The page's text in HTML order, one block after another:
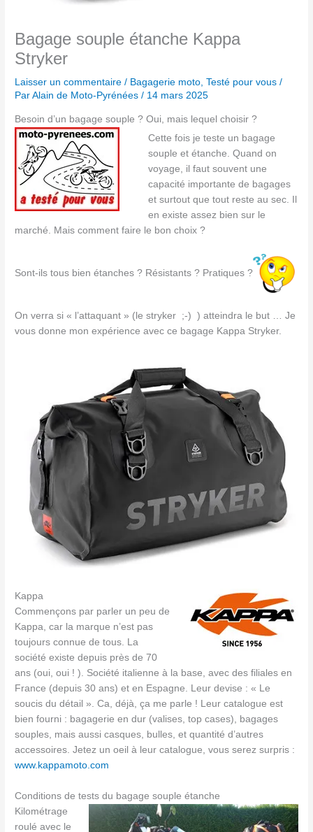
Bagage souple étanche Kappa
Stryker
Laisser un commentaire / Bagagerie moto,Testé pour vous /
ParAlain de Moto-Pyrénées/ 14 mars 2025
Besoin d’un bagage souple ? Oui, mais lequel choisir ?
Cette fois je teste un bagage
souple et étanche. Quand on
voyage, il faut souvent une
capacité importante de bagages
et surtout que tout reste au sec. Il
en existe assez bien sur le
marché. Mais comment faire le bon choix ?
Sont-ils tous bien étanches ? Résistants ? Pratiques ?
On verra si « l’attaquant » (le stryker ;-) ) atteindra le but … Je
vous donne mon expérience avec ce bagage Kappa Stryker.
Kappa
Commençons par parler un peu de
Kappa, car la marque n’est pas
toujours connue de tous. La
société existe depuis près de 70
ans (oui, oui ! ). Société italienne à la base, avec des filiales en
France (depuis 30 ans) et en Espagne. Leur devise : « Le
soucis du détail ». Ca, déjà, ça me parle ! Leur catalogue est
bien fourni : bagagerie en dur (valises, top cases), bagages
souples, mais aussi casques, bulles, et quantité d’autres
accessoires. Jetez un oeil à leur catalogue, vous serez surpris :
www.kappamoto.com
Conditions de tests du bagage souple étanche
Kilométrage
roulé avec le